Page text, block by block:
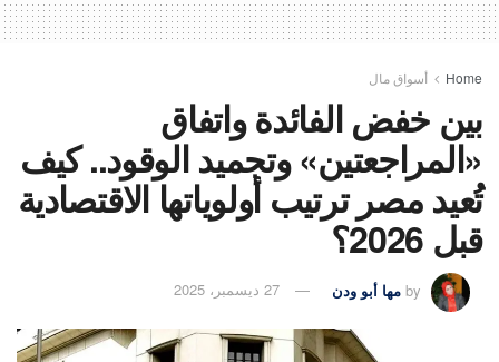
Home أسواق مال
بين خفض الفائدة واتفاق
«المراجعتين» وتجميد الوقود.. كيف
تُعيد مصر ترتيب أولوياتها الاقتصادية
قبل 2026؟
by مها أبو ودن 27 ديسمبر، 2025